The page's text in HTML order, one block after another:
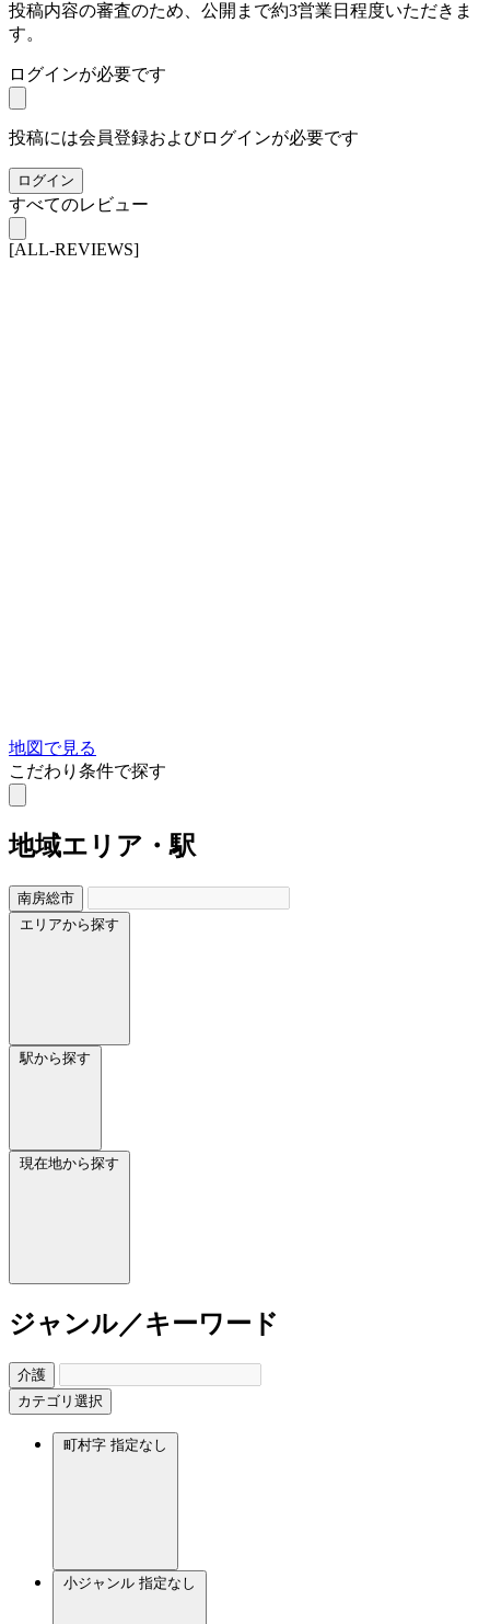
投稿内容の審査のため、公開まで約3営業日程度いただきま
す。
ログインが必要です
投稿には会員登録およびログインが必要です
ログイン
すべてのレビュー
[ALL-REVIEWS]
地図で見る
こだわり条件で探す
地域エリア・駅
南房総市
エリアから探す
駅から探す
現在地から探す
ジャンル／キーワード
介護
カテゴリ選択
町村字 指定なし
小ジャンル 指定なし